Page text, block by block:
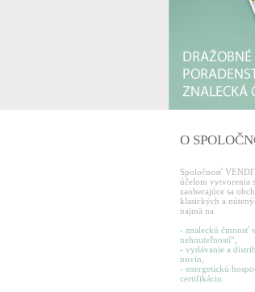
O
Spoločnosť
účelom vytvorenia
zaoberajúce sa
klasických a
najmä na
- znaleckú činnosť
nehnuteľností“,
- vydávanie a
novín,
- energetickú
certifikáciu.